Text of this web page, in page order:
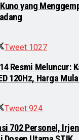
yang
Tweet 1027
Resmi Meluncur:
120Hz, Harga
Tweet 924
702 Personel,